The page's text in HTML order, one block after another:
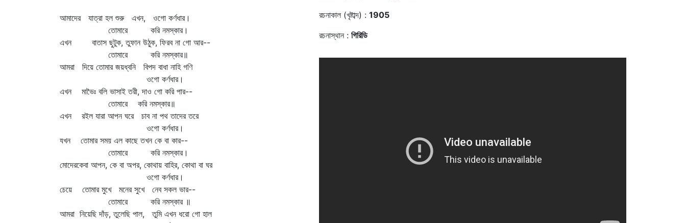
আমাদের যাত্রা হল শুরু এখন, ওগো কর্ণধার।
তোমারে করি নমস্কার।
এখন বাতাস ছুটুক, তুফান উঠুক, ফিরব না গো আর--
তোমারে করি নমস্কার॥
আমরা দিয়ে তোমার জয়ধ্বনি বিপদ বাধা নাহি গণি
ওগো কর্ণধার।
এখন মাভৈঃ বলি ভাসাই তরী, দাও গো করি পার--
তোমারে করি নমস্কার॥
এখন রইল যারা আপন ঘরে চাব না পথ তাদের তরে
ওগো কর্ণধার।
যখন তোমার সময় এল কাছে তখন কে বা কার--
তোমারে করি নমস্কার।
মোদেরকেবা আপন, কে বা অপর, কোথায় বাহির, কোথা বা ঘর
ওগো কর্ণধার।
চেয়ে তোমার মুখে মনের সুখে নেব সকল ভার--
তোমারে করি নমস্কার ॥
আমরা নিয়েছি দাঁড়, তুলেছি পাল, তুমি এখন ধরো গো হাল
রচনাকাল (খৃষ্টাব্দ) : 1905
রচনাস্থান : গিরিডি